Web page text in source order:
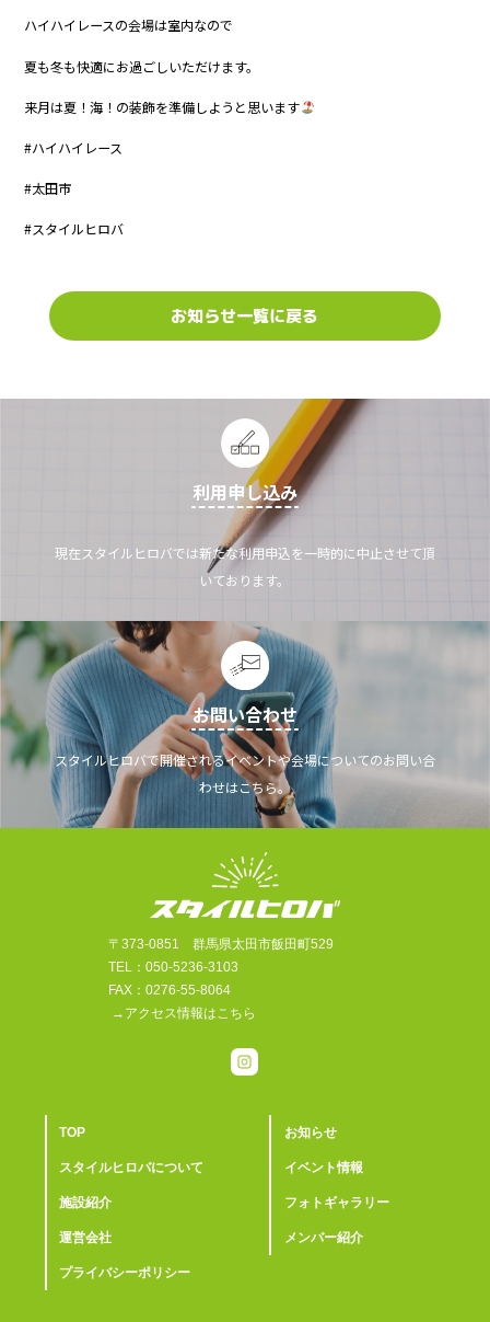
ハイハイレースの会場は室内なので
夏も冬も快適にお過ごしいただけます。
来月は夏！海！の装飾を準備しようと思います
#ハイハイレース
#太田市
#スタイルヒロバ
お知らせ一覧に戻る
利用申し込み
現在スタイルヒロバでは新たな利用申込を一時的に中止させて頂
いております。
お問い合わせ
スタイルヒロバで開催されるイベントや会場についてのお問い合
わせはこちら。
〒373-0851 群馬県太田市飯田町529
TEL：050-5236-3103
FAX：0276-55-8064
→アクセス情報はこちら
TOP お知らせ
スタイルヒロバについて イベント情報
施設紹介 フォトギャラリー
運営会社 メンバー紹介
プライバシーポリシー